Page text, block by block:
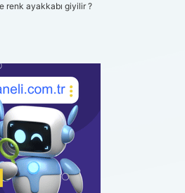
renk ayakkabı giyilir ?